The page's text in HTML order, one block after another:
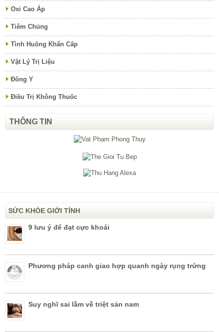
Oxi Cao Áp
Tiêm Chủng
Tình Huống Khẩn Cấp
Vật Lý Trị Liệu
Đông Y
Điều Trị Không Thuốc
THÔNG TIN
SỨC KHỎE GIỚI TÍNH
9 lưu ý để đạt cực khoái
Phương pháp canh giao hợp quanh ngày rụng trứng
Suy nghĩ sai lầm về triệt sản nam